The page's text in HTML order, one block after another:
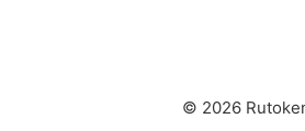
© 2026